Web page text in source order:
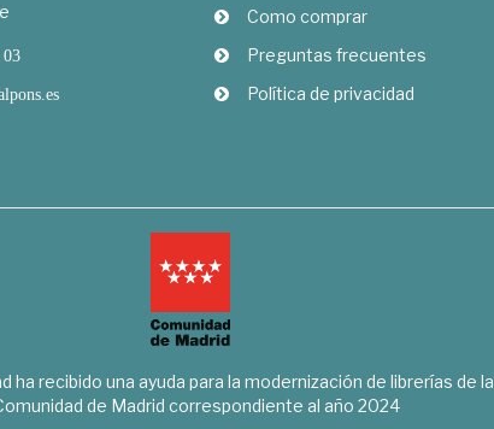
03
Como comprar
Preguntas frecuentes
Política de privacidad
ha recibido una ayuda para la modernización de librerías de la
de Madrid correspondiente al año 2024